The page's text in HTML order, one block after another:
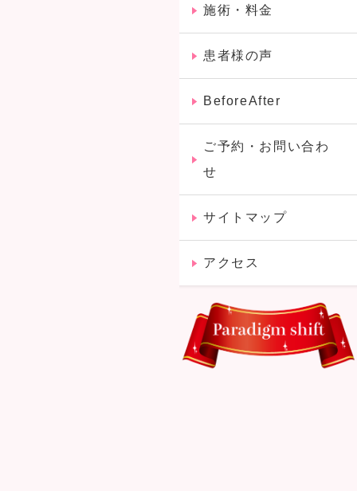
施術・料金
患者様の声
BeforeAfter
ご予約・お問い合わ
せ
サイトマップ
アクセス